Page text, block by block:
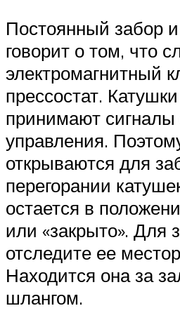
Постоянный забор
говорит о том, что
электромагнитный
прессостат.
принимают сигналы
управления.
открываются для
перегорании
остается в
или «закрыто». Для
отследите ее
Находится она за
шлангом.